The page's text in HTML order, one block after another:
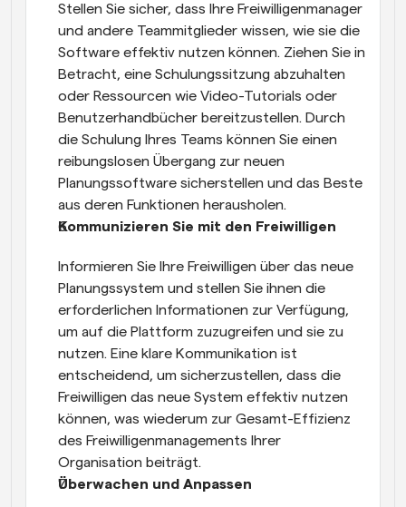
Stellen Sie sicher, dass Ihre Freiwilligenmanager
und andere Teammitglieder wissen, wie sie die
Software effektiv nutzen können. Ziehen Sie in
Betracht, eine Schulungssitzung abzuhalten
oder Ressourcen wie Video-Tutorials oder
Benutzerhandbücher bereitzustellen. Durch
die Schulung Ihres Teams können Sie einen
reibungslosen Übergang zur neuen
Planungssoftware sicherstellen und das Beste
aus deren Funktionen herausholen.
Kommunizieren Sie mit den Freiwilligen
Informieren Sie Ihre Freiwilligen über das neue
Planungssystem und stellen Sie ihnen die
erforderlichen Informationen zur Verfügung,
um auf die Plattform zuzugreifen und sie zu
nutzen. Eine klare Kommunikation ist
entscheidend, um sicherzustellen, dass die
Freiwilligen das neue System effektiv nutzen
können, was wiederum zur Gesamt-Effizienz
des Freiwilligenmanagements Ihrer
Organisation beiträgt.
Überwachen und Anpassen